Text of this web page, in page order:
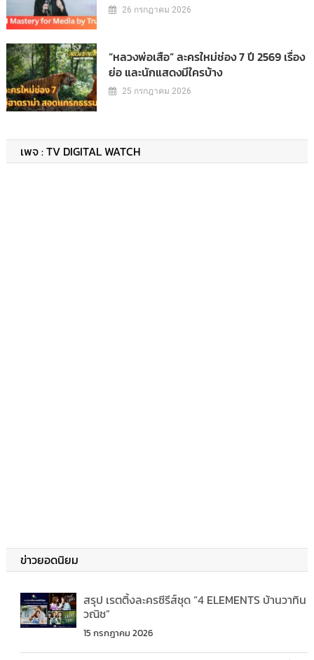
26 กรกฎาคม 2026
“หลวงพ่อเสือ” ละครใหม่ช่อง 7 ปี 2569 เรื่อง
ย่อ และนักแสดงมีใครบ้าง
25 กรกฎาคม 2026
เพจ : TV DIGITAL WATCH
ข่าวยอดนิยม
สรุป เรตติ้งละครซีรีส์ชุด “4 ELEMENTS บ้านวาทิน
วณิช”
15 กรกฎาคม 2026